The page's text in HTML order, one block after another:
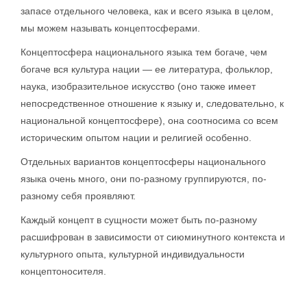
запасе отдельного человека, как и всего языка в целом,
мы можем называть концептосферами.
Концептосфера национального языка тем богаче, чем
богаче вся культура нации — ее литература, фольклор,
наука, изобразительное искусство (оно также имеет
непосредственное отношение к языку и, следовательно, к
национальной концептосфере), она соотносима со всем
историческим опытом нации и религией особенно.
Отдельных вариантов концептосферы национального
языка очень много, они по-разному группируются, по-
разному себя проявляют.
Каждый концепт в сущности может быть по-разному
расшифрован в зависимости от сиюминутного контекста и
культурного опыта, культурной индивидуальности
концептоносителя.